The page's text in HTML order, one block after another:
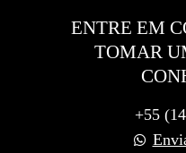
ENTRE EM
TOMAR
+55